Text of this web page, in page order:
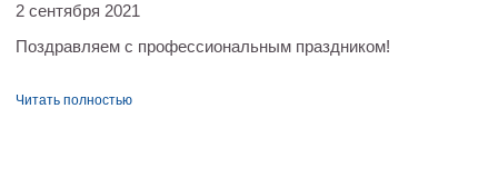
2 сентября 2021
Поздравляем с профессиональным праздником!
Читать полностью